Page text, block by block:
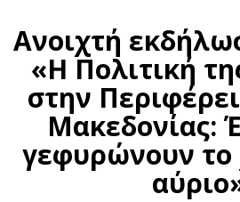
Ανοιχτή
«Η Πολιτική
στην
Μακεδονίας:
γεφυρώνουν το